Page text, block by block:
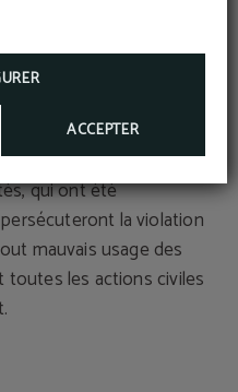
ACCEPTER
strictement
sa distribution,
décompilation ou
qui ont été
la violation
mauvais usage des
les actions civiles